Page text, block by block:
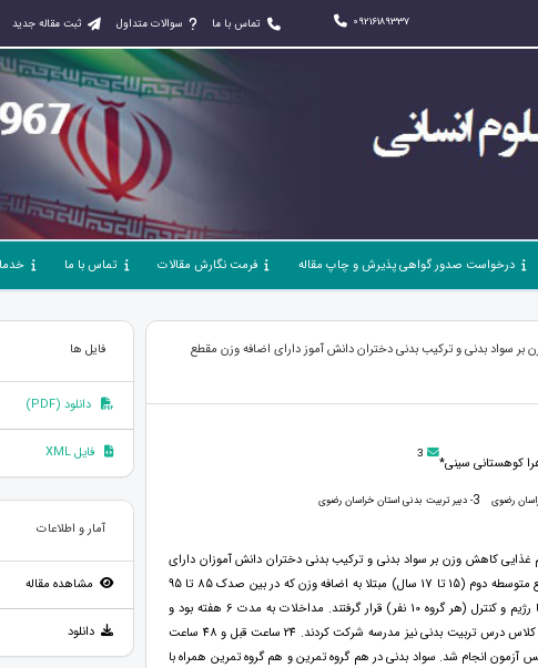
09216189337 تماس با ما سوالات متداول ثبت مقاله جدید
درخواست صدور گواهی پذیرش و چاپ مقاله فرمت نگارش مقالات تماس با ما
بر سواد بدنی و ترکیب بدنی دختران دانش آموز دارای اضافه وزن مقطع
کوهستانی سینی* 3
رضوی 3- دبیر تربیت بدنی استان خراسان رضوی
غذایی کاهش وزن بر سواد بدنی و ترکیب بدنی دختران دانش آموزان دارای
اضافه وزن مقطع متوسطه دوم بود.30 دختر دانش آموز مقطع متوسطه دوم (15 تا 17 سال) مبتلا به اضافه وزن که در بین صدک 85 تا 95
بودند به صورت تصادفی در سه گروه تمرین، تمرین همراه با رژیم و کنترل (هر گروه 10 نفر) قرار گرفتند. مداخلات به مدت 6 هفته بود و
تمامی آزمودنی های هر سه گروه در ساعت ورزش مربوط به کلاس درس تربیت بدنی نیز مدرسه شرکت کردند. 24 ساعت قبل و 48 ساعت
آزمون انجام شد. سواد بدنی در هم گروه تمرین و هم گروه تمرین همراه با
فایل ها
دانلود (PDF)
فایل XML
آمار و اطلاعات
مشاهده مقاله
دانلود